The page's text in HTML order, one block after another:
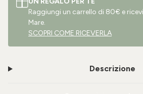
Raggiungi un carrello di 80€ e ricevi
Mare.
SCOPRI COME RICEVERLA
Descrizione